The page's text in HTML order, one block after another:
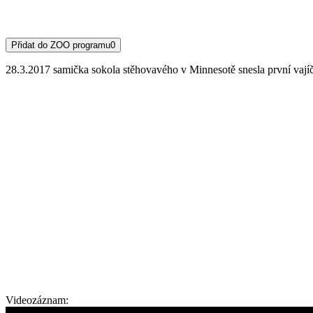
Přidat do ZOO programu0
28.3.2017 samička sokola stěhovavého v Minnesotě snesla první
Videozáznam: